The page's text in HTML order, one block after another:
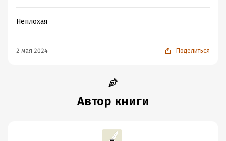
Дата написания:
Неплохая
2 мая 2024 Поделиться
Автор книги